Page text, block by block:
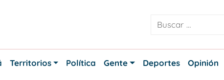
Territorios Política Gente Deportes Opinión